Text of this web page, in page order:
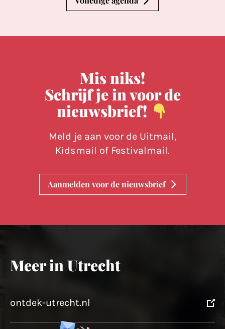
Mis niks!
Schrijf je in voor de
nieuwsbrief!
Meld je aan voor de Uitmail,
Kidsmail of Festivalmail.
Aanmelden voor de nieuwsbrief
Meer in Utrecht
ontdek-utrecht.nl